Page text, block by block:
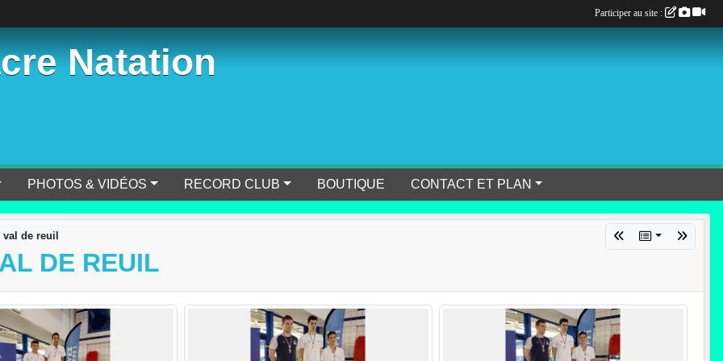
Natation
PHOTOS & VIDÉOS RECORD CLUB BOUTIQUE CONTACT ET PLAN
de reuil
DE REUIL
Participer au site :